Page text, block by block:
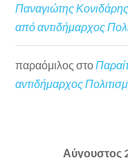
Παναγιώτης Κονιδάρης
από αντιδήμαρχος
παραόμιλος στο
αντιδήμαρχος
Αύγουστος